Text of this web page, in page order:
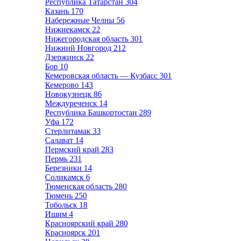
Республика Татарстан 304
Казань 170
Набережные Челны 56
Нижнекамск 22
Нижегородская область 301
Нижний Новгород 212
Дзержинск 22
Бор 10
Кемеровская область — Кузбасс 301
Кемерово 143
Новокузнецк 86
Междуреченск 14
Республика Башкортостан 289
Уфа 172
Стерлитамак 33
Салават 14
Пермский край 283
Пермь 231
Березники 14
Соликамск 6
Тюменская область 280
Тюмень 250
Тобольск 18
Ишим 4
Красноярский край 280
Красноярск 201